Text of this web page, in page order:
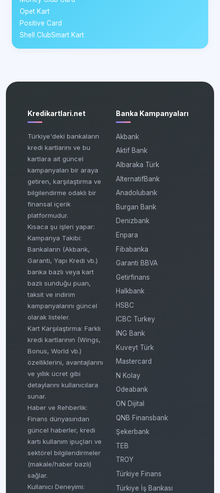
Opet Kart
Positive Card
Shell ClubSmart Kart
Kredikartlari.net
Türkiye'deki bankaların
kredi kartlarını ve bu
kartlara ait güncel
kampanyaları bir araya
getiren, karşılaştırma ve
bilgilendirme odaklı bir
finansal içerik
platformudur.
Kısaca şu işleri yapar:
Kampanya Takibi:
Bankaların (Akbank,
Garanti, Yapı Kredi vb.)
banka bazlı veya kart
bazlı sunduğu puan,
taksit ve indirim
kampanyalarını güncel
olarak listeler.
Kart Karşılaştırma: Farklı
kredi kartlarının (Wings,
Bonus, World vb.)
özelliklerini, avantajlarını
ve yıllık ücret gibi
detaylarını kullanıcılara
sunar.
Haber ve Rehberlik:
Finans dünyasından
güncel haberler, kredi
kartı kullanım ipuçları ve
sektörel bilgilendirmeler
(makale/haber bazlı)
sağlar.
Kullanıcı Deneyimi:
Banka Kampanyaları
Akbank
Aktif Bank
Albaraka Türk
AlternatifBank
Anadolubank
Burgan Bank
Denizbank
Enpara
Fibabanka
Garanti BBVA
Getirfinans
Halkbank
HSBC
ICBC Turkey
ING Bank
Kuveyt Türk
Mastercard
N Kolay
Odeabank
ON Dijital
QNB Finansbank
Şekerbank
TEB
TROY
Türkiye Finans
Türkiye İş Bankası